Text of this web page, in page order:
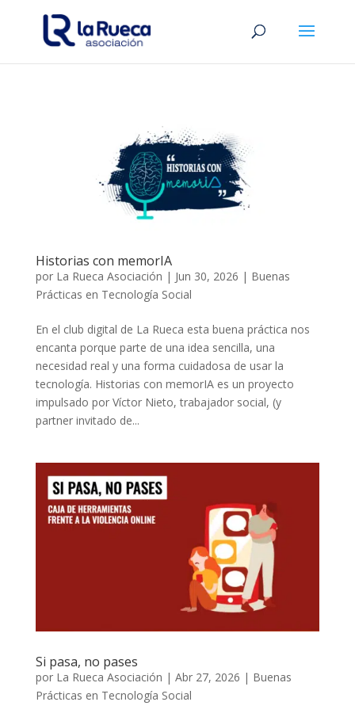
Historias con memorIA
por La Rueca Asociación | Jun 30, 2026 | Buenas
Prácticas en Tecnología Social
En el club digital de La Rueca esta buena práctica nos
encanta porque parte de una idea sencilla, una
necesidad real y una forma cuidadosa de usar la
tecnología. Historias con memorIA es un proyecto
impulsado por Víctor Nieto, trabajador social, (y
partner invitado de...
Si pasa, no pases
por La Rueca Asociación | Abr 27, 2026 | Buenas
Prácticas en Tecnología Social